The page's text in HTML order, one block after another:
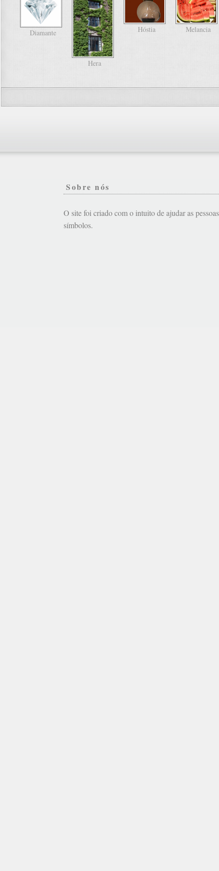
Diamante
Hera
Hóstia Melancia
Sobre nós
O site foi criado com o intuito de ajudar as
símbolos.